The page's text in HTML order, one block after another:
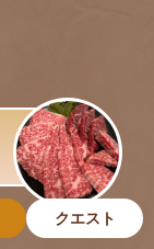
クエスト